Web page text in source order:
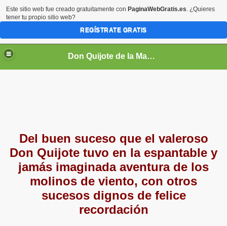
Don Quijote de la Mancha
Del buen suceso que el valeroso
Don Quijote tuvo en la espantable y
jamás imaginada aventura de los
molinos de viento, con otros
sucesos dignos de felice
recordación
Este sitio web fue creado gratuitamente con PaginaWebGratis.es. ¿Quieres
tener tu propio sitio web?
REGÍSTRATE GRATIS